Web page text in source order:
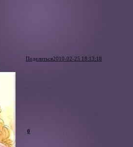
Поделиться2010-02-25 18:13:18
0